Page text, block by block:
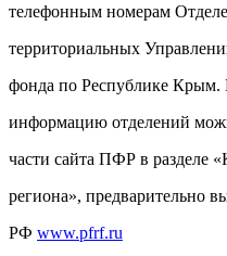
телефонным номерам
территориальных
фонда по Республике Крым.
информацию отделений
части сайта ПФР в разделе
региона», предварительно
РФ www.pfrf.ru